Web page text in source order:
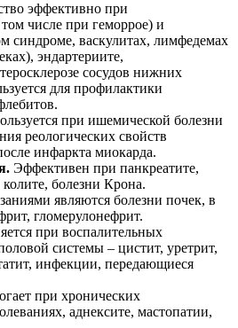
эффективно при
числе при геморрое) и
синдроме, васкулитах, лимфедемах
эндартериите,
сосудов нижних
для профилактики
при ишемической болезни
реологических свойств
инфаркта миокарда.
Эффективен при панкреатите,
болезни Крона.
являются болезни почек, в
гломерулонефрит.
при воспалительных
системы – цистит, уретрит,
инфекции, передающиеся
при хронических
аднексите, мастопатии,